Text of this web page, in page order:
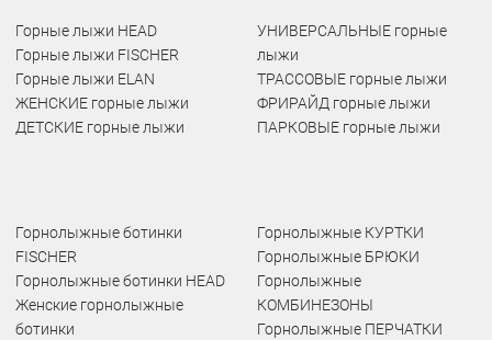
Горные лыжи HEAD
Горные лыжи FISCHER
Горные лыжи ELAN
ЖЕНСКИЕ горные лыжи
ДЕТСКИЕ горные лыжи
УНИВЕРСАЛЬНЫЕ горные
лыжи
ТРАССОВЫЕ горные лыжи
ФРИРАЙД горные лыжи
ПАРКОВЫЕ горные лыжи
Горнолыжные ботинки
FISCHER
Горнолыжные ботинки HEAD
Женские горнолыжные
ботинки
Горнолыжные КУРТКИ
Горнолыжные БРЮКИ
Горнолыжные
КОМБИНЕЗОНЫ
Горнолыжные ПЕРЧАТКИ